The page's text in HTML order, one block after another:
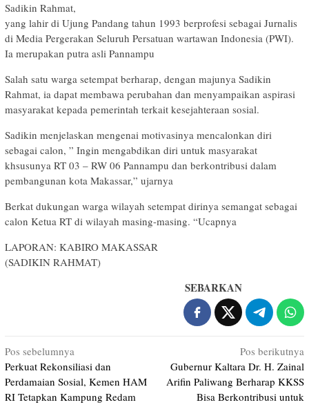
Sadikin Rahmat,
yang lahir di Ujung Pandang tahun 1993 berprofesi sebagai Jurnalis
di Media Pergerakan Seluruh Persatuan wartawan Indonesia (PWI).
Ia merupakan putra asli Pannampu
Salah satu warga setempat berharap, dengan majunya Sadikin
Rahmat, ia dapat membawa perubahan dan menyampaikan aspirasi
masyarakat kepada pemerintah terkait kesejahteraan sosial.
Sadikin menjelaskan mengenai motivasinya mencalonkan diri
sebagai calon, ” Ingin mengabdikan diri untuk masyarakat
khsusunya RT 03 – RW 06 Pannampu dan berkontribusi dalam
pembangunan kota Makassar,” ujarnya
Berkat dukungan warga wilayah setempat dirinya semangat sebagai
calon Ketua RT di wilayah masing-masing. “Ucapnya
LAPORAN: KABIRO MAKASSAR
(SADIKIN RAHMAT)
SEBARKAN
Navigasi
pos
Pos sebelumnya
Perkuat Rekonsiliasi dan
Perdamaian Sosial, Kemen HAM
RI Tetapkan Kampung Redam
Pos berikutnya
Gubernur Kaltara Dr. H. Zainal
Arifin Paliwang Berharap KKSS
Bisa Berkontribusi untuk